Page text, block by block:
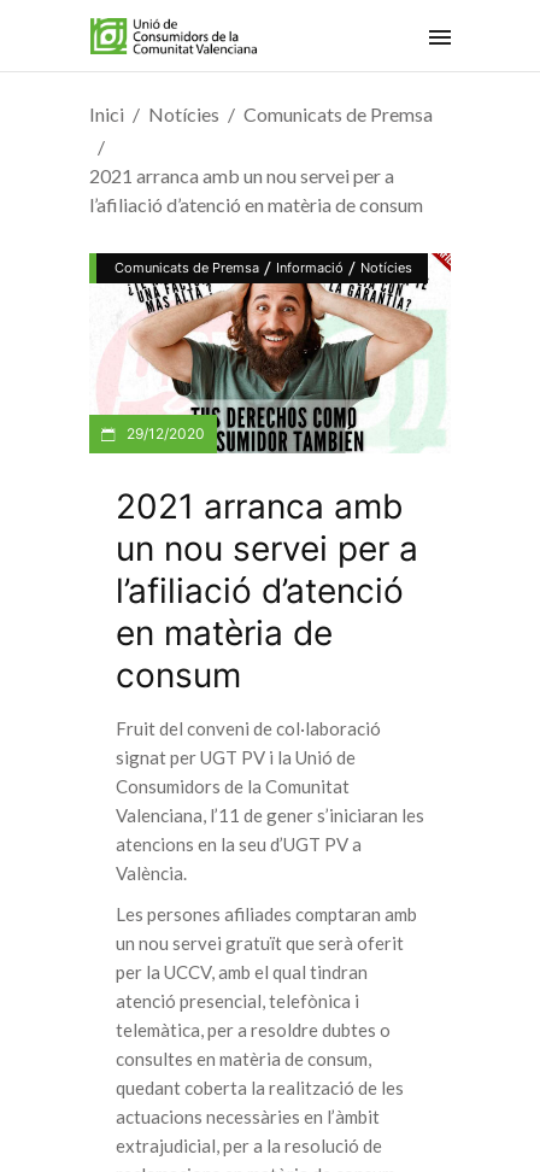
Inici Notícies Comunicats de Premsa
2021 arranca amb un nou servei per a
l’afiliació d’atenció en matèria de consum
Comunicats de Premsa / Informació / Notícies
29/12/2020
2021 arranca amb
un nou servei per a
l’afiliació d’atenció
en matèria de
consum
Fruit del conveni de col·laboració
signat per UGT PV i la Unió de
Consumidors de la Comunitat
Valenciana, l’11 de gener s’iniciaran les
atencions en la seu d’UGT PV a
València.
Les persones afiliades comptaran amb
un nou servei gratuït que serà oferit
per la UCCV, amb el qual tindran
atenció presencial, telefònica i
telemàtica, per a resoldre dubtes o
consultes en matèria de consum,
quedant coberta la realització de les
actuacions necessàries en l’àmbit
extrajudicial, per a la resolució de